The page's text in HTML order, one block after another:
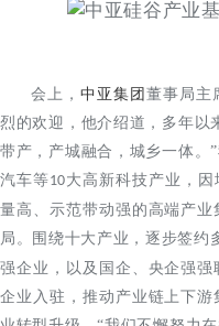
会上，中亚集团董事局主
烈的欢迎，他介绍道，多年以
带产，产城融合，城乡一体。
汽车等10大高新科技产业，
量高、示范带动强的高端产
局。围绕十大产业，逐步签约
强企业，以及国企、央企强
企业入驻，推动产业链上下